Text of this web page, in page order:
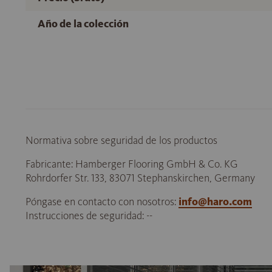
Año de la colección
Normativa sobre seguridad de los productos
Fabricante: Hamberger Flooring GmbH & Co. KG
Rohrdorfer Str. 133, 83071 Stephanskirchen, Germany
Póngase en contacto con nosotros: info@haro.com
Instrucciones de seguridad: --